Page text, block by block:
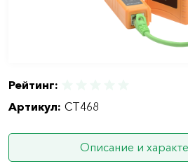
Рейтинг:
Артикул: CT468
Описание и